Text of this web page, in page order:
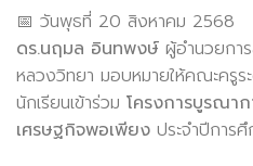
📅 วันพุธที่ 20 สิงหาคม 2568
ดร.นฤมล อินทพงษ์ ผู้อำนวยกา
หลวงวิทยา มอบหมายให้คณะครู
นักเรียนเข้าร่วม โครงการบูรณา
เศรษฐกิจพอเพียง ประจำปีการ